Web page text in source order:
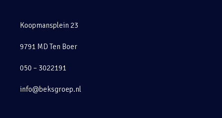
Koopmansplein 23
9791 MD Ten Boer
050 – 3022191
info@beksgroep.nl